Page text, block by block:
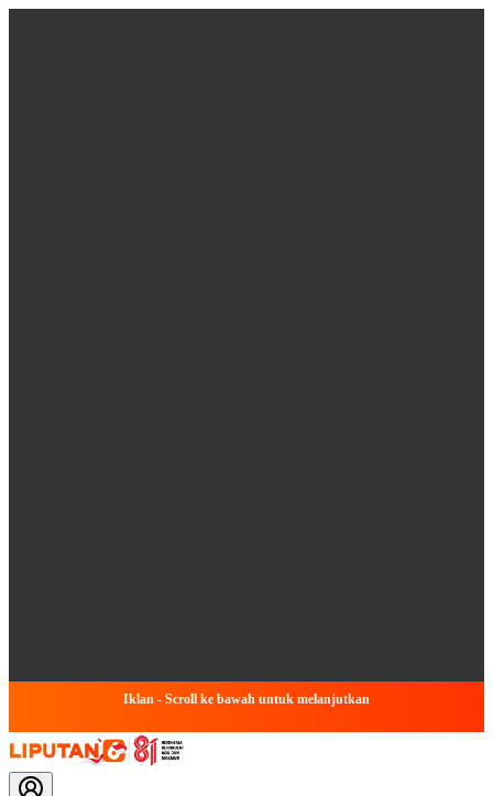
Iklan - Scroll ke bawah untuk melanjutkan